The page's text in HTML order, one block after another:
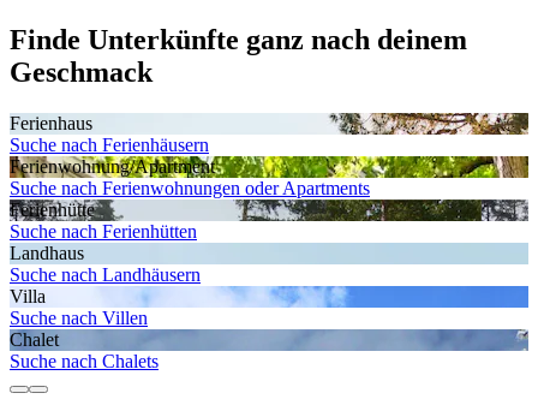
Finde Unterkünfte ganz nach deinem
Geschmack
Ferienhaus
Suche nach Ferienhäusern
Ferienwohnung/Apartment
Suche nach Ferienwohnungen oder Apartments
Ferienhütte
Suche nach Ferienhütten
Landhaus
Suche nach Landhäusern
Villa
Suche nach Villen
Chalet
Suche nach Chalets